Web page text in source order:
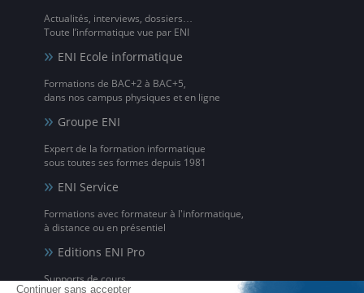
Actualités, interviews, dossiers…
Toute l’informatique vue par ENI
ENI Ecole informatique
Formations de BAC+2 à BAC+5,
dans nos campus physiques et en ligne
Groupe ENI
Expert de la formation informatique
sous toutes ses formes depuis 1981
ENI Service
Formations avec formateur à l'informatique,
à distance ou en présentiel
Editions ENI Pro
Supports de cours